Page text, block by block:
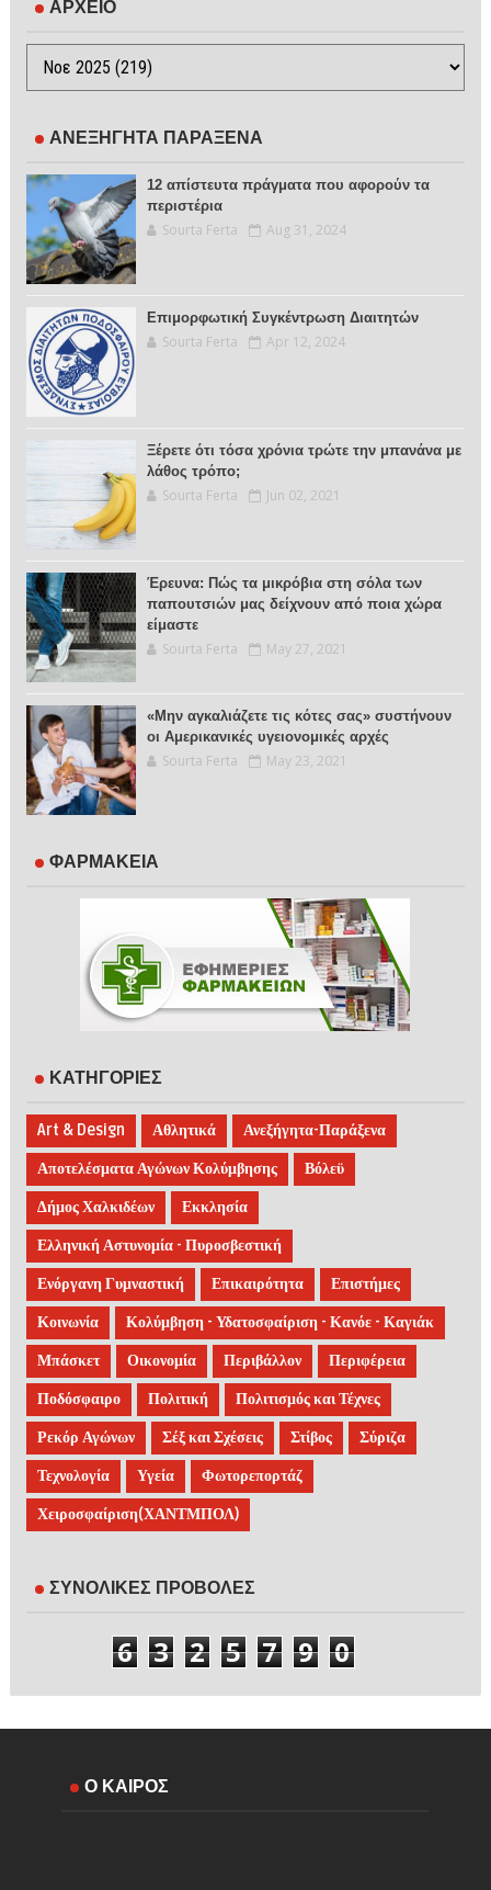
ΑΡΧΕΙΟ
ΑΝΕΞΗΓΗΤΑ ΠΑΡΑΞΕΝΑ
12 απίστευτα πράγματα που αφορούν τα
περιστέρια
Sourta Ferta Aug 31, 2024
Επιμορφωτική Συγκέντρωση Διαιτητών
Sourta Ferta Apr 12, 2024
Ξέρετε ότι τόσα χρόνια τρώτε την μπανάνα με
λάθος τρόπο;
Sourta Ferta Jun 02, 2021
Έρευνα: Πώς τα μικρόβια στη σόλα των
παπουτσιών μας δείχνουν από ποια χώρα
είμαστε
Sourta Ferta May 27, 2021
«Μην αγκαλιάζετε τις κότες σας» συστήνουν
οι Αμερικανικές υγειονομικές αρχές
Sourta Ferta May 23, 2021
ΦΑΡΜΑΚΕΙΑ
ΚΑΤΗΓΟΡΙΕΣ
Art & Design Αθλητικά Ανεξήγητα-Παράξενα
Αποτελέσματα Αγώνων Κολύμβησης Βόλεϋ
Δήμος Χαλκιδέων Εκκλησία
Ελληνική Αστυνομία - Πυροσβεστική
Ενόργανη Γυμναστική Επικαιρότητα Επιστήμες
Κοινωνία Κολύμβηση - Υδατοσφαίριση - Κανόε - Καγιάκ
Μπάσκετ Οικονομία Περιβάλλον Περιφέρεια
Ποδόσφαιρο Πολιτική Πολιτισμός και Τέχνες
Ρεκόρ Αγώνων Σέξ και Σχέσεις Στίβος Σύριζα
Τεχνολογία Υγεία Φωτορεπορτάζ
Χειροσφαίριση(ΧΑΝΤΜΠΟΛ)
ΣΥΝΟΛΙΚΕΣ ΠΡΟΒΟΛΕΣ
6 3 2 5 7 9 0
Ο ΚΑΙΡΟΣ